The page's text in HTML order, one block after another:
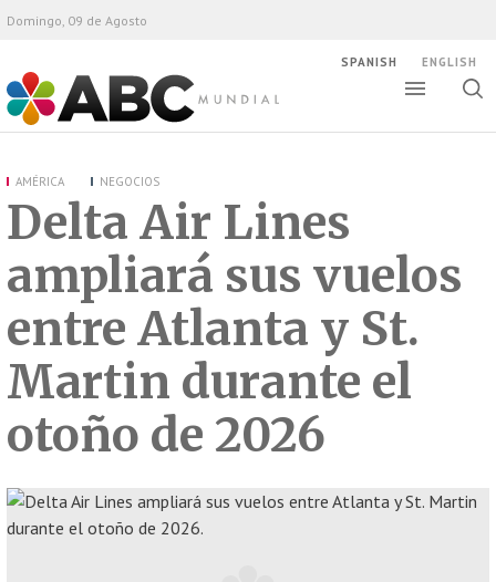
ABC Mundial
Domingo, 09 de Agosto
SPANISH ENGLISH
AMÉRICA NEGOCIOS
Delta Air Lines
ampliará sus vuelos
entre Atlanta y St.
Martin durante el
otoño de 2026